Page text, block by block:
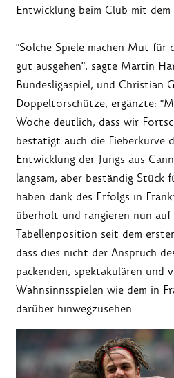
Entwicklung beim Club mit
"Solche Spiele machen Mut für
gut ausgehen", sagte Martin
Bundesligaspiel, und Christian
Doppeltorschütze, ergänzte:
Woche deutlich, dass wir
bestätigt auch die Fieberkurve
Entwicklung der Jungs aus
langsam, aber beständig Stück
haben dank des Erfolgs in
überholt und rangieren nun
Tabellenposition seit dem
dass dies nicht der Anspruch
packenden, spektakulären und
Wahnsinnsspielen wie dem in
darüber hinwegzusehen.